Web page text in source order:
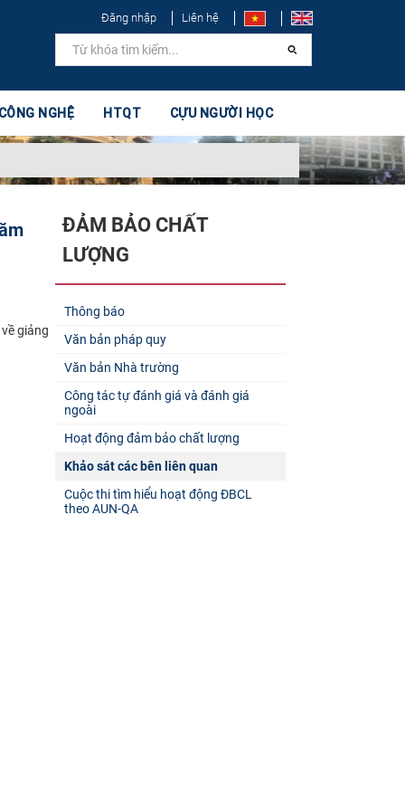
Đăng nhập Liên hệ
NGHỆ HTQT CỰU NGƯỜI HỌC
giảng
ĐẢM BẢO CHẤT
LƯỢNG
Thông báo
Văn bản pháp quy
Văn bản Nhà trường
Công tác tự đánh giá và đánh giá
ngoài
Hoạt động đảm bảo chất lượng
Khảo sát các bên liên quan
Cuộc thi tìm hiểu hoạt động ĐBCL
theo AUN-QA